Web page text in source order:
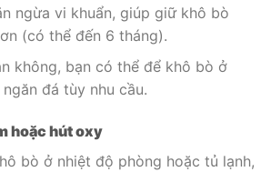
ngừa vi khuẩn, giúp giữ khô bò
(có thể đến 6 tháng).
không, bạn có thể để khô bò ở
đá tùy nhu cầu.
hoặc hút oxy
bò ở nhiệt độ phòng hoặc tủ lạnh,